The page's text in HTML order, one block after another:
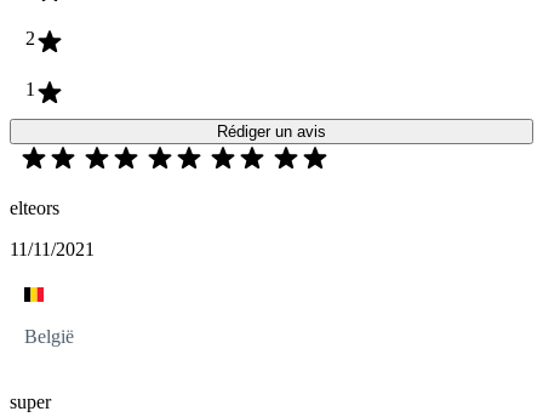
2
1
Rédiger un avis
elteors
11/11/2021
België
super